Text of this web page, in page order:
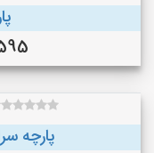
پارچه